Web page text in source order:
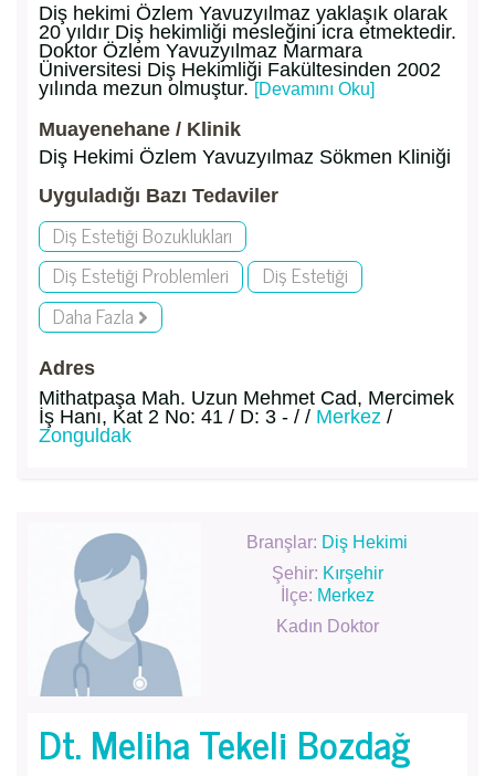
Diş hekimi Özlem Yavuzyılmaz yaklaşık olarak
20 yıldır Diş hekimliği mesleğini icra etmektedir.
Doktor Özlem Yavuzyılmaz Marmara
Üniversitesi Diş Hekimliği Fakültesinden 2002
yılında mezun olmuştur.[Devamını Oku]
Muayenehane / Klinik
Diş Hekimi Özlem Yavuzyılmaz Sökmen Kliniği
Uyguladığı Bazı Tedaviler
Diş Estetiği Bozuklukları
Diş Estetiği Problemleri
Diş Estetiği
Daha Fazla
Adres
Mithatpaşa Mah. Uzun Mehmet Cad, Mercimek
İş Hanı, Kat 2 No: 41 / D: 3 - / / Merkez /
Zonguldak
Branşlar: Diş Hekimi
Şehir: Kırşehir
İlçe: Merkez
Kadın Doktor
Dt. Meliha Tekeli Bozdağ